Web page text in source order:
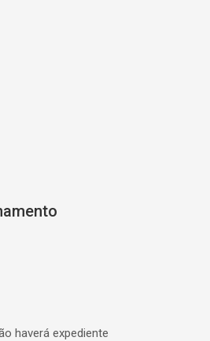
haverá expediente